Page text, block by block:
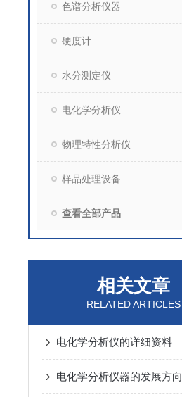
色谱分析仪器
硬度计
水分测定仪
电化学分析仪
物理特性分析仪
样品处理设备
查看全部产品
相关文章
RELATED ARTICLES
电化学分析仪的详细资料
电化学分析仪器的发展方向